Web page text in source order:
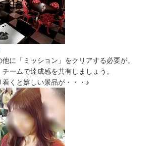
に「ミッション」をクリアする必要が。
ームで達成感を共有しましょう。
くと嬉しい景品が・・・♪